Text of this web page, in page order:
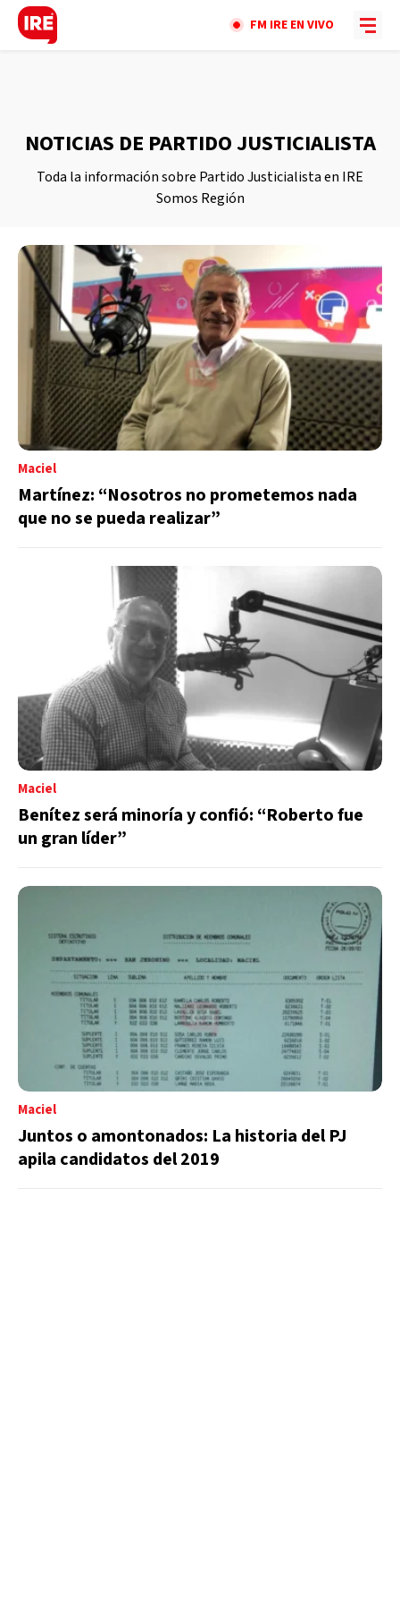
FM IRE EN VIVO
NOTICIAS DE PARTIDO JUSTICIALISTA
Toda la información sobre Partido Justicialista en IRE
Somos Región
Maciel
Martínez: “Nosotros no prometemos nada
que no se pueda realizar”
Maciel
Benítez será minoría y confió: “Roberto fue
un gran líder”
Maciel
Juntos o amontonados: La historia del PJ
apila candidatos del 2019